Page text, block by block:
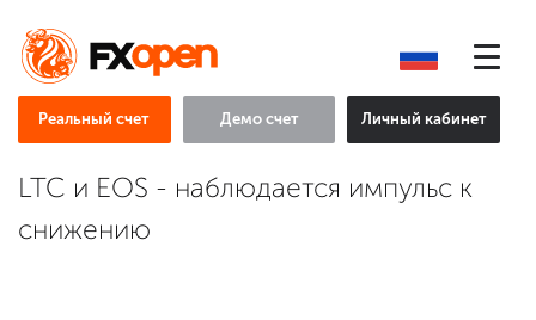
Реальный счет Демо счет Личный кабинет
LTC и EOS - наблюдается импульс к
снижению